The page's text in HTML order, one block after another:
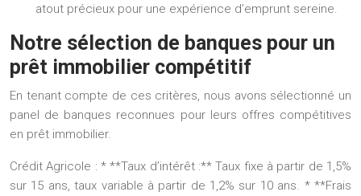
atout précieux pour une expérience d’emprunt sereine.
Notre sélection de banques pour un
prêt immobilier compétitif
En tenant compte de ces critères, nous avons sélectionné un
panel de banques reconnues pour leurs offres compétitives
en prêt immobilier.
Crédit Agricole : * **Taux d’intérêt :** Taux fixe à partir de 1,5%
sur 15 ans, taux variable à partir de 1,2% sur 10 ans. * **Frais